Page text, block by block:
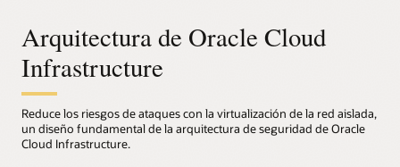
Arquitectura de Oracle Cloud
Infrastructure
Reduce los riesgos de ataques con la virtualización de la red aislada,
un diseño fundamental de la arquitectura de seguridad de Oracle
Cloud Infrastructure.